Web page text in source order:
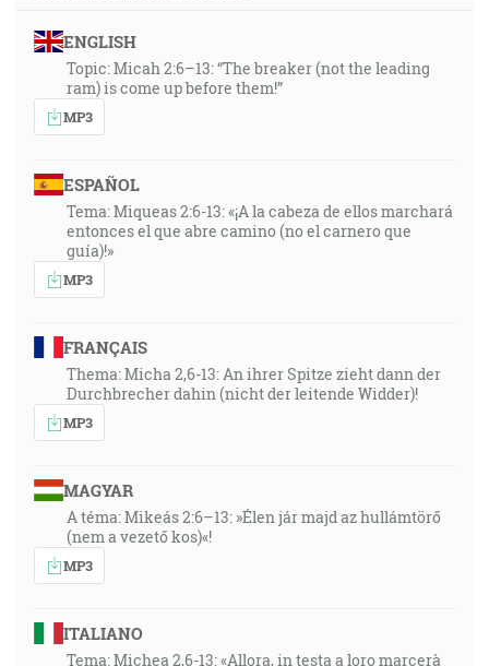
ENGLISH
Topic: Micah 2:6–13: “The breaker (not the leading
ram) is come up before them!”
MP3
ESPAÑOL
Tema: Miqueas 2:6-13: «¡A la cabeza de ellos marchará
entonces el que abre camino (no el carnero que
guía)!»
MP3
FRANÇAIS
Thema: Micha 2,6-13: An ihrer Spitze zieht dann der
Durchbrecher dahin (nicht der leitende Widder)!
MP3
MAGYAR
A téma: Mikeás 2:6–13: »Élen jár majd az hullámtörő
(nem a vezető kos)«!
MP3
ITALIANO
Tema: Michea 2,6-13: «Allora, in testa a loro marcerà